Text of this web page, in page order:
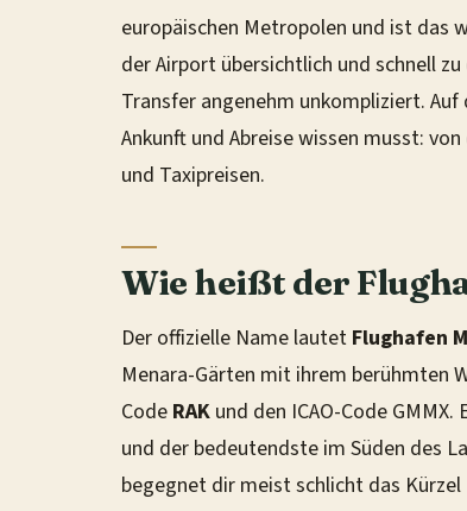
europäischen Metropolen und ist das
der Airport übersichtlich und schnell
Transfer angenehm unkompliziert.
Ankunft und Abreise wissen musst:
und Taxipreisen.
Wie heißt der
Der offizielle Name lautet Flughafen
Menara-Gärten mit ihrem berühmten
Code RAK und den ICAO-Code
und der bedeutendste im Süden des
begegnet dir meist schlicht das Kürzel